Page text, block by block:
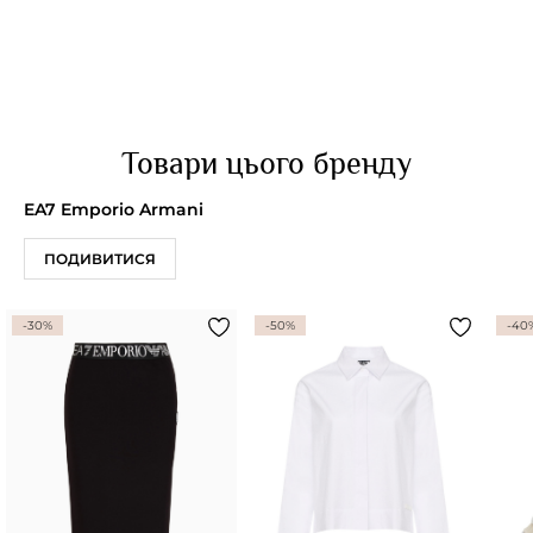
Товари цього бренду
EA7 Emporio Armani
ПОДИВИТИСЯ
-30% -50% -